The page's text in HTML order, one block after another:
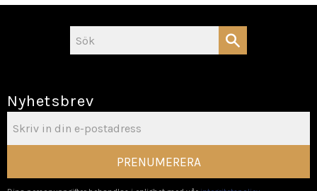
Nyhetsbrev
PRENUMERERA